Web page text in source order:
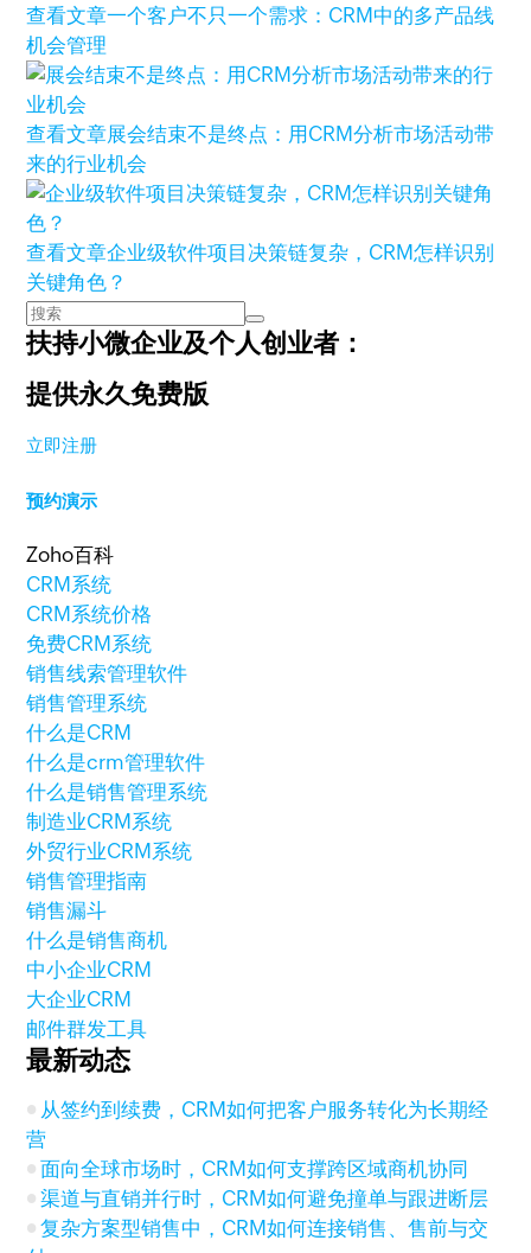
查看文章一个客户不只一个需求：CRM中的多产品线
机会管理
查看文章展会结束不是终点：用CRM分析市场活动带
来的行业机会
查看文章企业级软件项目决策链复杂，CRM怎样识别
关键角色？
扶持小微企业及个人创业者：
提供永久免费版
立即注册
预约演示
Zoho百科
CRM系统
CRM系统价格
免费CRM系统
销售线索管理软件
销售管理系统
什么是CRM
什么是crm管理软件
什么是销售管理系统
制造业CRM系统
外贸行业CRM系统
销售管理指南
销售漏斗
什么是销售商机
中小企业CRM
大企业CRM
邮件群发工具
最新动态
从签约到续费，CRM如何把客户服务转化为长期经
营
面向全球市场时，CRM如何支撑跨区域商机协同
渠道与直销并行时，CRM如何避免撞单与跟进断层
复杂方案型销售中，CRM如何连接销售、售前与交